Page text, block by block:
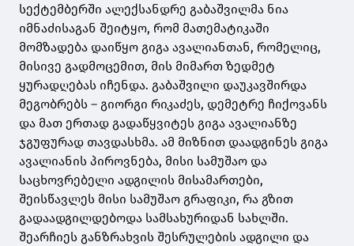
სექტემბერში ალექსანდრე გაბაშვილმა ნია
იმნაძისაგან შეიტყო, რომ მათემატიკაში
მომზადება დაიწყო გიგა ავალიანთან, რომელიც,
მისივე გადმოცემით, მის მიმართ ზედმეტ
ყურადღებას იჩენდა. გაბაშვილი დაუკავშირდა
მეგობრებს – გიორგი რიკაძეს, დემეტრე ჩიქოვანს
და მათ ერთად გადაწყვიტეს გიგა ავალიანზე
ჯგუფურად თავდასხმა. ამ მიზნით დაადგინეს გიგა
ავალიანის პიროვნება, მისი სამუშაო და
საცხოვრებელი ადგილის მისამართები,
შეისწავლეს მისი სამუშაო გრაფიკი, რა გზით
გადაადგილდებოდა სამსახურიდან სახლში.
შეარჩიეს განზრახვის შესრულების ადგილი და